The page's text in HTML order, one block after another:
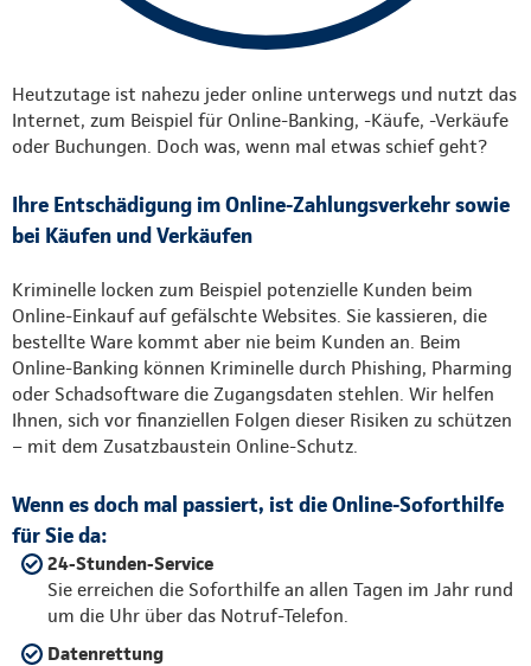
Heutzutage ist nahezu jeder online unterwegs und nutzt das
Internet, zum Beispiel für Online-Banking, -Käufe, -Verkäufe
oder Buchungen. Doch was, wenn mal etwas schief geht?
Ihre Entschädigung im Online-Zahlungsverkehr sowie
bei Käufen und Verkäufen
Kriminelle locken zum Beispiel potenzielle Kunden beim
Online-Einkauf auf gefälschte Websites. Sie kassieren, die
bestellte Ware kommt aber nie beim Kunden an. Beim
Online-Banking können Kriminelle durch Phishing, Pharming
oder Schadsoftware die Zugangsdaten stehlen. Wir helfen
Ihnen, sich vor finanziellen Folgen dieser Risiken zu schützen
– mit dem Zusatzbaustein Online-Schutz.
Wenn es doch mal passiert, ist die Online-Soforthilfe
für Sie da:
24-Stunden-Service
Sie erreichen die Soforthilfe an allen Tagen im Jahr rund
um die Uhr über das Notruf-Telefon.
Datenrettung